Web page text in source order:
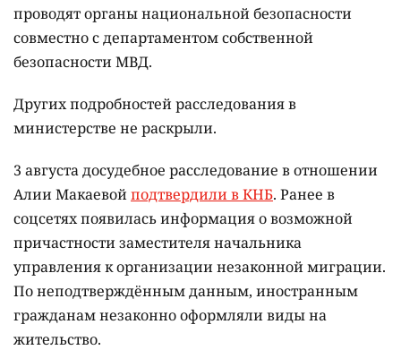
проводят органы национальной безопасности
совместно с департаментом собственной
безопасности МВД.
Других подробностей расследования в
министерстве не раскрыли.
3 августа досудебное расследование в отношении
Алии Макаевойподтвердили в КНБ. Ранее в
соцсетях появилась информация о возможной
причастности заместителя начальника
управления к организации незаконной миграции.
По неподтверждённым данным, иностранным
гражданам незаконно оформляли виды на
жительство.